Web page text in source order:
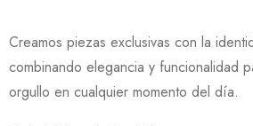
Creamos piezas exclusivas con la
combinando elegancia y funcionalidad
orgullo en cualquier momento del día.